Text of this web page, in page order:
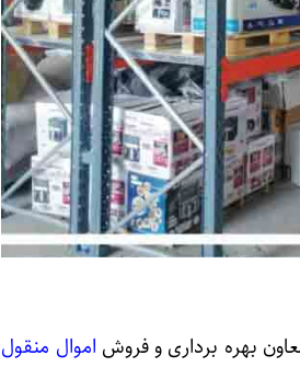
بهره برداری و فروش اموال منقول